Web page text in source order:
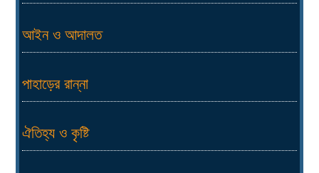
আইন ও আদালত
পাহাড়ের রান্না
ঐতিহ্য ও কৃষ্টি